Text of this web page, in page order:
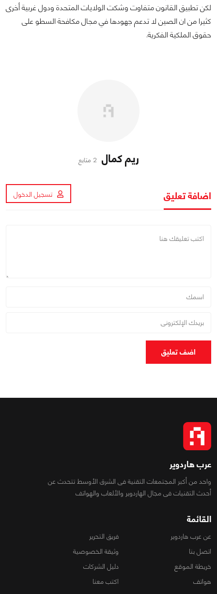
لكن تطبيق القانون متفاوت وشكت الولايات المتحدة ودول غربية أخرى
كثيرا من ان الصين لا تدعم جهودها في مجال مكافحة السطو على
حقوق الملكية الفكرية.
ريم كمال 2 متابع
اضافة تعليق تسجيل الدخول
اضف تعليق
عرب هاردوير
واحد من أكبر المجتمعات التقنية فى الشرق الأوسط تتحدث عن
أحدث التقنيات فى مجال الهاردوير والألعاب والهواتف
القائمة
عن عرب هاردوير
فريق التحرير
اتصل بنا
وثيقة الخصوصية
خريطة الموقع
دليل الشركات
هواتف
اكتب معنا